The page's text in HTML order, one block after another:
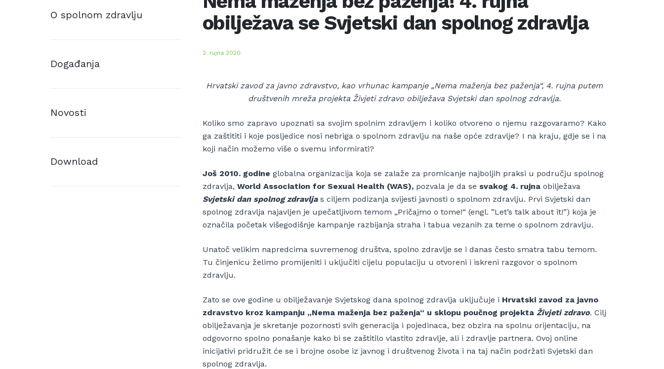
O spolnom zdravlju
Događanja
Novosti
Download
obilježava se Svjetski dan spolnog zdravlja
2. rujna 2020.
Hrvatski zavod za javno zdravstvo, kao vrhunac kampanje „Nema maženja bez paženja“, 4. rujna putem
društvenih mreža projekta Živjeti zdravo obilježava Svjetski dan spolnog zdravlja.
Koliko smo zapravo upoznati sa svojim spolnim zdravljem i koliko otvoreno o njemu razgovaramo? Kako
ga zaštititi i koje posljedice nosi nebriga o spolnom zdravlju na naše opće zdravlje? I na kraju, gdje se i na
koji način možemo više o svemu informirati?
Još 2010. godine globalna organizacija koja se zalaže za promicanje najboljih praksi u području spolnog
zdravlja, World Association for Sexual Health (WAS), pozvala je da se svakog 4. rujna obilježava
Svjetski dan spolnog zdravljas ciljem podizanja svijesti javnosti o spolnom zdravlju. Prvi Svjetski dan
spolnog zdravlja najavljen je upečatljivom temom „Pričajmo o tome!“ (engl. ”Let’s talk about it!”) koja je
označila početak višegodišnje kampanje razbijanja straha i tabua vezanih za teme o spolnom zdravlju.
Unatoč velikim napredcima suvremenog društva, spolno zdravlje se i danas često smatra tabu temom.
Tu činjenicu želimo promijeniti i uključiti cijelu populaciju u otvoreni i iskreni razgovor o spolnom
zdravlju.
Zato se ove godine u obilježavanje Svjetskog dana spolnog zdravlja uključuje i Hrvatski zavod za javno
zdravstvo kroz kampanju „Nema maženja bez paženja“ u sklopu poučnog projekta Živjeti zdravo. Cilj
obilježavanja je skretanje pozornosti svih generacija i pojedinaca, bez obzira na spolnu orijentaciju, na
odgovorno spolno ponašanje kako bi se zaštitilo vlastito zdravlje, ali i zdravlje partnera. Ovoj online
inicijativi pridružit će se i brojne osobe iz javnog i društvenog života i na taj način podržati Svjetski dan
spolnog zdravlja.